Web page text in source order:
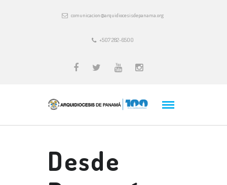
comunicacion@arquidiocesisdepanama.org
+507 282-6500
Desde